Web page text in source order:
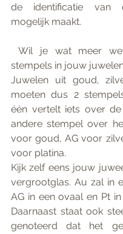
de identificatie van
mogelijk maakt.
stempels in jouw
Juwelen uit goud,
moeten dus 2
één vertelt iets over
andere stempel over
voor goud, AG voor
voor platina.
Kijk zelf eens jouw
vergrootglas. Au zal in
AG in een ovaal en Pt in
Daarnaast staat ook
genoteerd dat het